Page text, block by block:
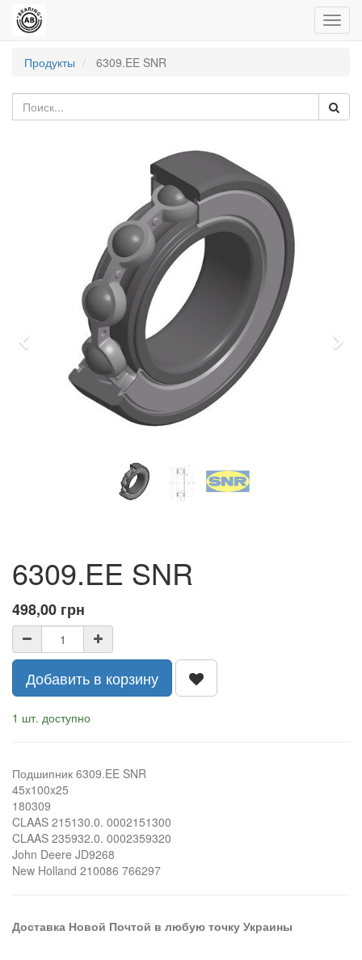
Продукты
6309.EE SNR
Previous
6309.EE SNR
498,00 грн
Добавить в корзину
1 шт. доступно
Подшипник 6309.EE SNR
45x100x25
180309
CLAAS 215130.0. 0002151300
CLAAS 235932.0. 0002359320
John Deere JD9268
New Holland 210086 766297
Доставка Новой Почтой в любую точку Украины